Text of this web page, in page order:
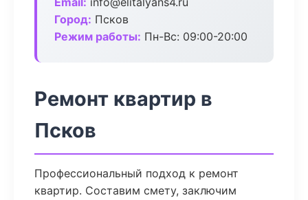
Город: Псков
Режим работы: Пн-Вс: 09:00-20:00
Ремонт квартир в
Псков
Профессиональный подход к ремонт
квартир. Составим смету, заключим